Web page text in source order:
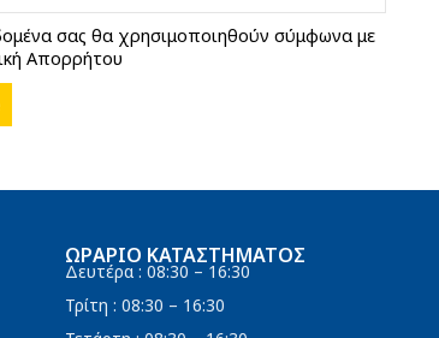
σας θα χρησιμοποιηθούν σύμφωνα με
Απορρήτου
ΩΡΆΡΙΟ ΚΑΤΑΣΤΉΜΑΤΟΣ
Δευτέρα : 08:30 – 16:30
Τρίτη : 08:30 – 16:30